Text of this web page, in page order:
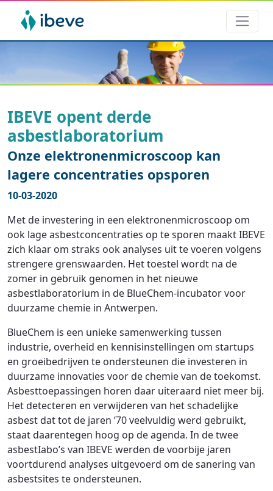
IBEVE opent derde
asbestlaboratorium
Onze elektronenmicroscoop kan
lagere concentraties opsporen
10-03-2020
Met de investering in een elektronenmicroscoop om
ook lage asbestconcentraties op te sporen maakt IBEVE
zich klaar om straks ook analyses uit te voeren volgens
strengere grenswaarden. Het toestel wordt na de
zomer in gebruik genomen in het nieuwe
asbestlaboratorium in de BlueChem-incubator voor
duurzame chemie in Antwerpen.
BlueChem is een unieke samenwerking tussen
industrie, overheid en kennisinstellingen om startups
en groeibedrijven te ondersteunen die investeren in
duurzame innovaties voor de chemie van de toekomst.
Asbesttoepassingen horen daar uiteraard niet meer bij.
Het detecteren en verwijderen van het schadelijke
asbest dat tot de jaren ’70 veelvuldig werd gebruikt,
staat daarentegen hoog op de agenda. In de twee
asbestIabo’s van IBEVE werden de voorbije jaren
voortdurend analyses uitgevoerd om de sanering van
asbestsites te ondersteunen.